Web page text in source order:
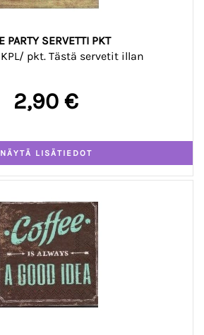
PARTY SERVETTI PKT
pkt. Tästä servetit illan
2,90 €